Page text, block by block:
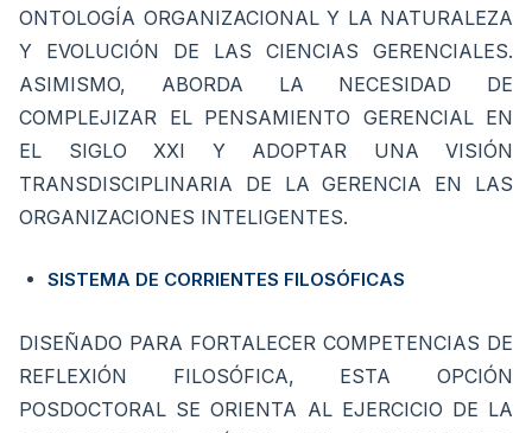
ONTOLOGÍA ORGANIZACIONAL Y LA NATURALEZA
Y EVOLUCIÓN DE LAS CIENCIAS GERENCIALES.
ASIMISMO, ABORDA LA NECESIDAD DE
COMPLEJIZAR EL PENSAMIENTO GERENCIAL EN
EL SIGLO XXI Y ADOPTAR UNA VISIÓN
TRANSDISCIPLINARIA DE LA GERENCIA EN LAS
ORGANIZACIONES INTELIGENTES.
SISTEMA DE CORRIENTES FILOSÓFICAS
DISEÑADO PARA FORTALECER COMPETENCIAS DE
REFLEXIÓN FILOSÓFICA, ESTA OPCIÓN
POSDOCTORAL SE ORIENTA AL EJERCICIO DE LA